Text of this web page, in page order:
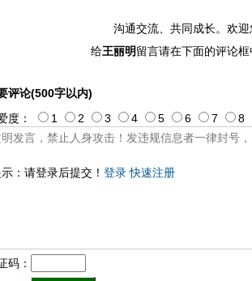
沟通交流、共同成长。欢迎
给王丽明留言请在下面的评论框
评论(500字以内)
：请登录后提交！ 登录 快速注册
度： 1 2 3 4 5 6 7 8
码：